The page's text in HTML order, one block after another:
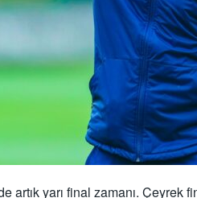
artık yarı final zamanı. Çeyrek